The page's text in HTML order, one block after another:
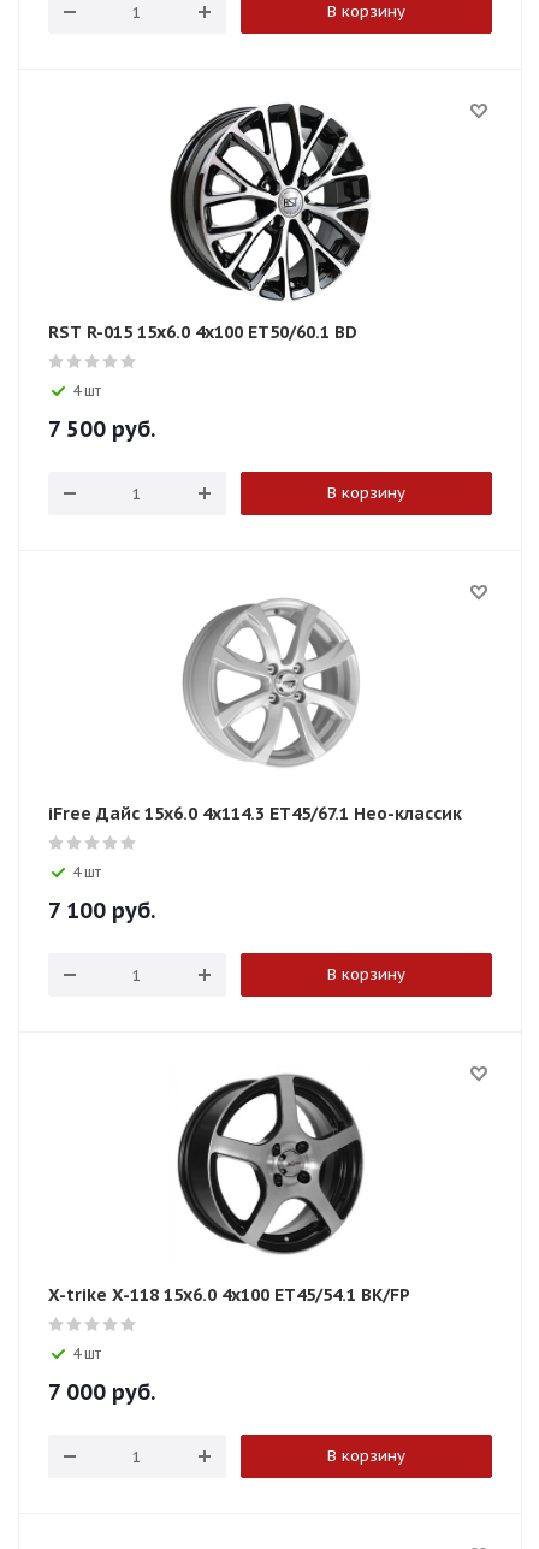
В корзину
RST R-015 15x6.0 4x100 ET50/60.1 BD
4 шт
7 500 руб.
В корзину
iFree Дайс 15x6.0 4x114.3 ET45/67.1 Нео-классик
4 шт
7 100 руб.
В корзину
X-trike X-118 15x6.0 4x100 ET45/54.1 BK/FP
4 шт
7 000 руб.
В корзину